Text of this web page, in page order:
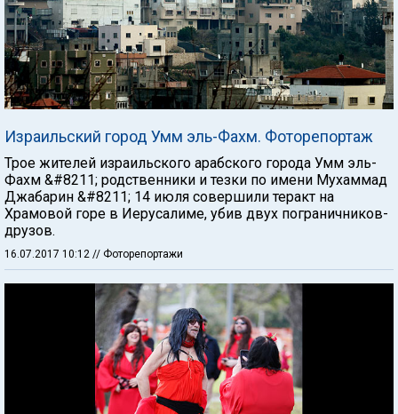
Израильский город Умм эль-Фахм. Фоторепортаж
Трое жителей израильского арабского города Умм эль-
Фахм &#8211; родственники и тезки по имени Мухаммад
Джабарин &#8211; 14 июля совершили теракт на
Храмовой горе в Иерусалиме, убив двух пограничников-
друзов.
16.07.2017 10:12 // Фоторепортажи